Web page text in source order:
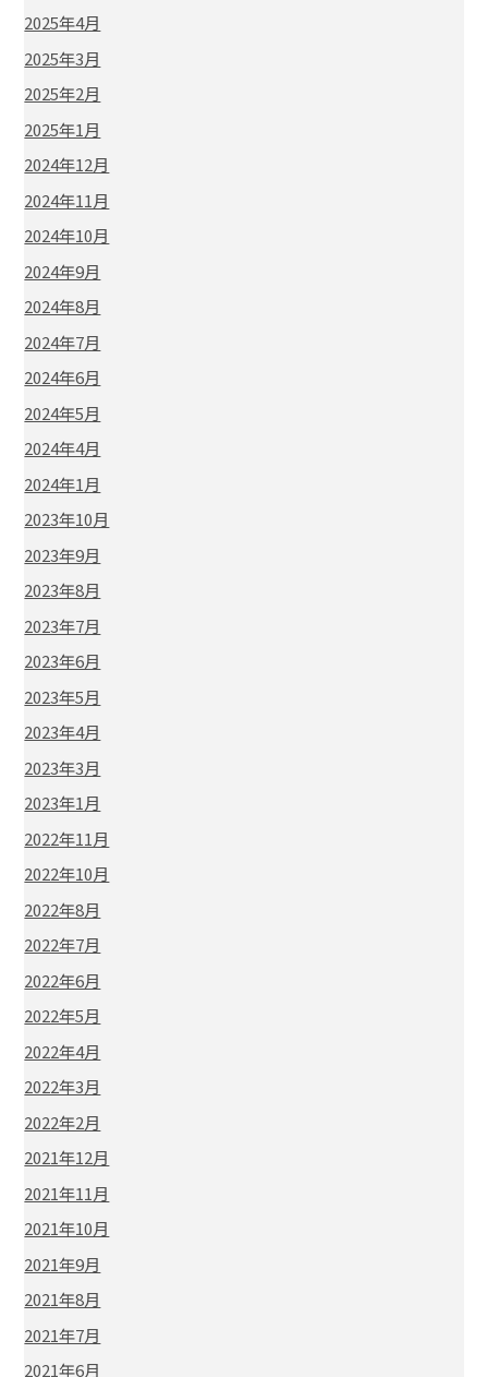
2025年4月
2025年3月
2025年2月
2025年1月
2024年12月
2024年11月
2024年10月
2024年9月
2024年8月
2024年7月
2024年6月
2024年5月
2024年4月
2024年1月
2023年10月
2023年9月
2023年8月
2023年7月
2023年6月
2023年5月
2023年4月
2023年3月
2023年1月
2022年11月
2022年10月
2022年8月
2022年7月
2022年6月
2022年5月
2022年4月
2022年3月
2022年2月
2021年12月
2021年11月
2021年10月
2021年9月
2021年8月
2021年7月
2021年6月